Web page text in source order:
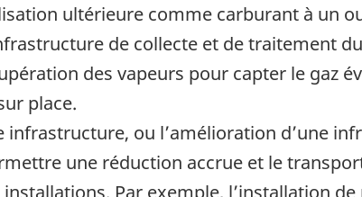
ultérieure comme carburant à un
de collecte et de traitement
des vapeurs pour capter le gaz
place.
infrastructure, ou l’amélioration d’une
une réduction accrue et le
Par exemple, l’installation